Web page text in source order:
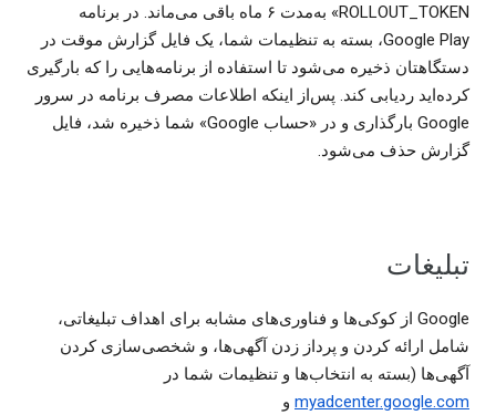
ROLLOUT_TOKEN» به‌مدت ۶ ماه باقی می‌ماند. در برنامه
Google Play، بسته به تنظیمات شما، یک فایل گزارش موقت در
دستگاهتان ذخیره می‌شود تا استفاده از برنامه‌هایی را که بارگیری
کرده‌اید ردیابی کند. پس‌از اینکه اطلاعات مصرف برنامه در سرور
Google بارگذاری و در «حساب Google» شما ذخیره شد، فایل
گزارش حذف می‌شود.
تبلیغات
‫Google از کوکی‌ها و فناوری‌های مشابه برای اهداف تبلیغاتی،
شامل ارائه کردن و پرداز زدن آگهی‌ها، و شخصی‌سازی کردن
آگهی‌ها (بسته به انتخاب‌ها و تنظیمات شما در
myadcenter.google.com و